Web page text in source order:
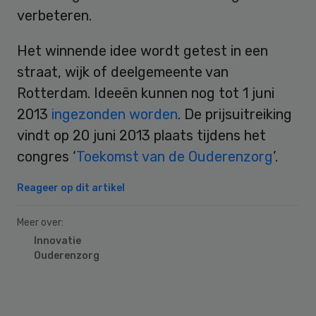
verbeteren.
Het winnende idee wordt getest in een
straat, wijk of deelgemeente van
Rotterdam. Ideeën kunnen nog tot 1 juni
2013 ingezonden worden. De prijsuitreiking
vindt op 20 juni 2013 plaats tijdens het
congres ‘Toekomst van de Ouderenzorg’.
Reageer op dit artikel
Meer over:
Innovatie
Ouderenzorg